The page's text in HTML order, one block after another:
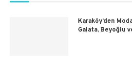
Karaköy’den
Galata, Beyoğlu